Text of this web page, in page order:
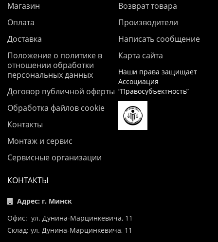
Магазин
Оплата
Доставка
Положение о политике в
отношении обработки
персональных данных
Договор публичной оферты
Обработка файлов cookie
Контакты
Монтаж и сервис
Сервисные организации
Возврат товара
Производители
Написать сообщение
Карта сайта
Наши права защищает
Ассоциация
“Правосубъектность”
КОНТАКТЫ
Адрес: г. Минск
Офис: ул. Дунина-Марцинкевича, 11
Склад: ул. Дунина-Марцинкевича, 11